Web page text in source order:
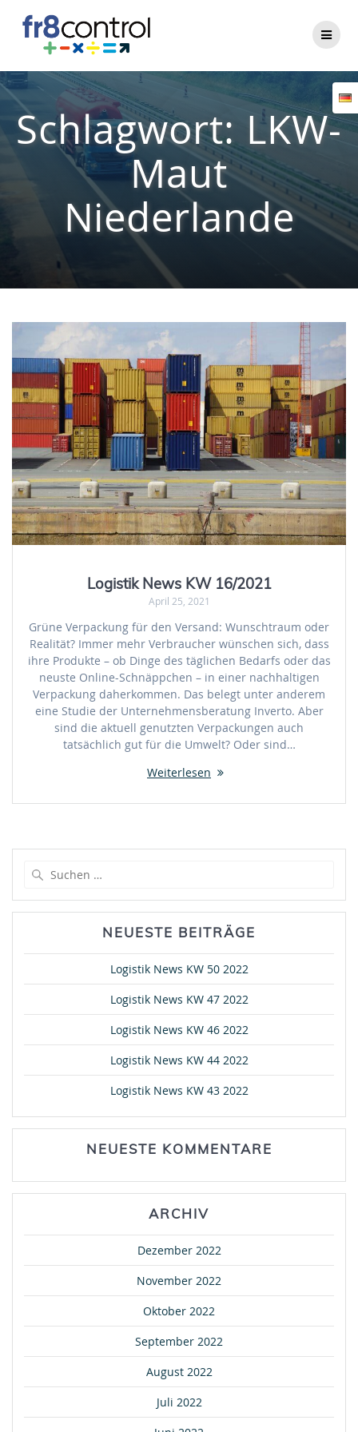
Schlagwort: LKW-
Maut
Niederlande
Logistik News KW 16/2021
April 25, 2021
Grüne Verpackung für den Versand: Wunschtraum oder
Realität? Immer mehr Verbraucher wünschen sich, dass
ihre Produkte – ob Dinge des täglichen Bedarfs oder das
neuste Online-Schnäppchen – in einer nachhaltigen
Verpackung daherkommen. Das belegt unter anderem
eine Studie der Unternehmensberatung Inverto. Aber
sind die aktuell genutzten Verpackungen auch
tatsächlich gut für die Umwelt? Oder sind…
Weiterlesen
NEUESTE BEITRÄGE
Logistik News KW 50 2022
Logistik News KW 47 2022
Logistik News KW 46 2022
Logistik News KW 44 2022
Logistik News KW 43 2022
NEUESTE KOMMENTARE
ARCHIV
Dezember 2022
November 2022
Oktober 2022
September 2022
August 2022
Juli 2022